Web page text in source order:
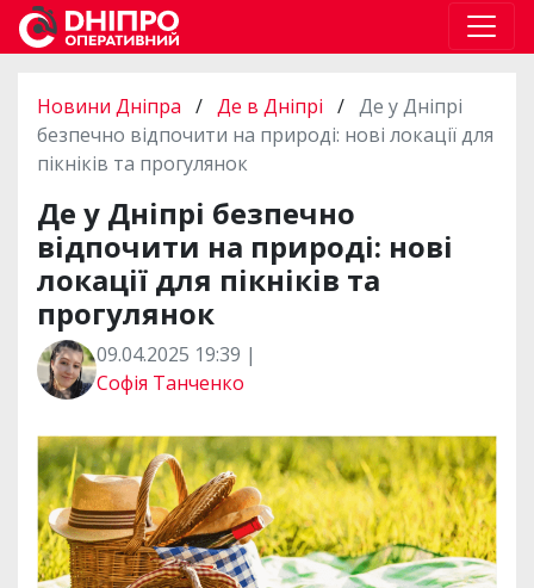
Новини Дніпра / Де в Дніпрі / Де у Дніпрі
безпечно відпочити на природі: нові локації для
пікніків та прогулянок
Де у Дніпрі безпечно
відпочити на природі: нові
локації для пікніків та
прогулянок
09.04.2025 19:39 |
Софія Танченко